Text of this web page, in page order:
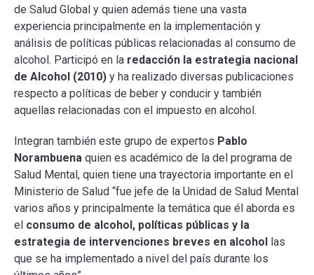
de Salud Global y quien además tiene una vasta
experiencia principalmente en la implementación y
análisis de políticas públicas relacionadas al consumo de
alcohol. Participó en la redacción la estrategia nacional
de Alcohol (2010) y ha realizado diversas publicaciones
respecto a políticas de beber y conducir y también
aquellas relacionadas con el impuesto en alcohol.
Integran también este grupo de expertos Pablo
Norambuena quien es académico de la del programa de
Salud Mental, quien tiene una trayectoria importante en el
Ministerio de Salud “fue jefe de la Unidad de Salud Mental
varios años y principalmente la temática que él aborda es
el consumo de alcohol, políticas públicas y la
estrategia de intervenciones breves en alcohol las
que se ha implementado a nivel del país durante los